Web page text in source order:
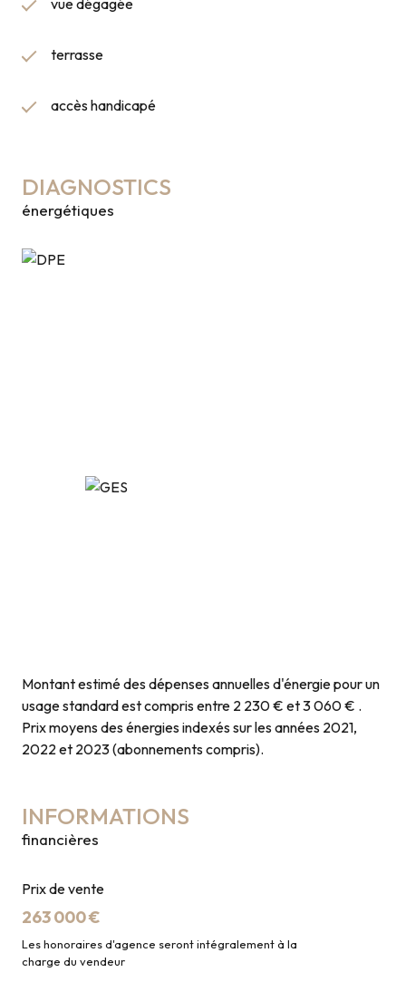
vue dégagée
terrasse
accès handicapé
DIAGNOSTICS
énergétiques
Montant estimé des dépenses annuelles d'énergie pour un
usage standard est compris entre 2 230 € et 3 060 € .
Prix moyens des énergies indexés sur les années 2021,
2022 et 2023 (abonnements compris).
INFORMATIONS
financières
Prix de vente
263 000 €
Les honoraires d'agence seront intégralement à la
charge du vendeur